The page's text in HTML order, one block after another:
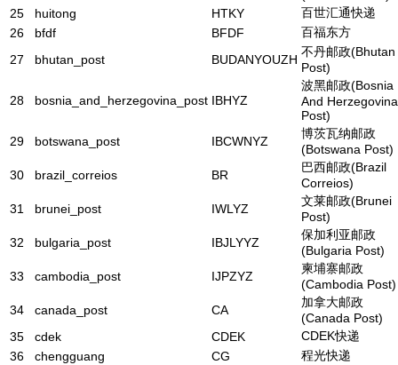
25
huitong HTKY
百世汇通快递
26
bfdf BFDF
百福东方
27
bhutan_post BUDANYOUZH
不丹邮政(Bhutan
Post)
28 bosnia_and_herzegovina_post IBHYZ
波黑邮政(Bosnia
And Herzegovina
Post)
29
botswana_post IBCWNYZ
博茨瓦纳邮政
(Botswana Post)
30
brazil_correios BR
巴西邮政(Brazil
Correios)
31
brunei_post IWLYZ
文莱邮政(Brunei
Post)
32
bulgaria_post IBJLYYZ
保加利亚邮政
(Bulgaria Post)
33
cambodia_post IJPZYZ
柬埔寨邮政
(Cambodia Post)
34
canada_post CA
加拿大邮政
(Canada Post)
35
cdek CDEK
CDEK快递
36
chengguang CG
程光快递